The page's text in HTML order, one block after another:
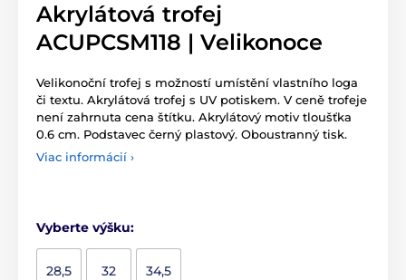
Akrylátová trofej
ACUPCSM118 | Velikonoce
Velikonoční trofej s možností umístění vlastního loga
či textu. Akrylátová trofej s UV potiskem. V ceně trofeje
není zahrnuta cena štítku. Akrylátový motiv tloušťka
0.6 cm. Podstavec černý plastový. Oboustranný tisk.
Viac informácií ›
Vyberte výšku:
28,5 32 34,5